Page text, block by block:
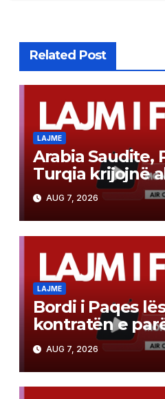
Related Post
LAJME
Arabia Saudite,
Turqia krijojnë
përbashkët
modelit të
AUG 7, 2026
LAJME
Bordi i Paqes
kontratën e
në Gazë
AUG 7, 2026